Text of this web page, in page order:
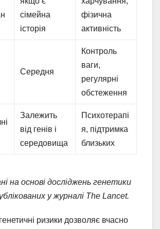
сімейна
історія
фізична
активність
Середня
Контроль
ваги,
регулярні
обстеження
Залежить
від генів і
середовища
Психотерапі
я, підтримка
близьких
на основі досліджень генетики
у журналі The Lancet.
ризики дозволяє вчасно